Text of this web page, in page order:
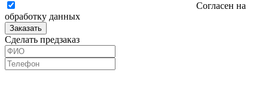
Согласен на
обработку данных
Заказать
Сделать предзаказ